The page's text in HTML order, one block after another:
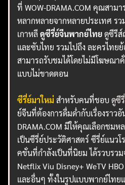
ที่ WOW-DRAMA.COM คุณสาม
หลากหลายจากหลายประเทศ ร
เกาหลีดูซีรี่ย์จีนพากย์ไทยดูซีรีส์
และซับไทย รวมไปถึง ละครไทย
สามารถรับชมได้โดยไม่มีโฆษณา
แบบไม่ขาดตอน
ซีรี่ย์มาใหม่ สำหรับคนที่ชอบดูซี
ย์จีนที่ต้องการดื่มด่ำกับเรื่องราว
DRAMA.COM มีให้คุณเลือกชมห
เป็นซีรี่ย์ประวัติศาสตร์ ซีรี่ย์แนว
คชั่นที่กำลังเป็นที่นิยม ได้รวบรว
Netflix Viu Disney+ WeTV
และอื่นๆ ทั้งในรูปแบบพากย์ไทย